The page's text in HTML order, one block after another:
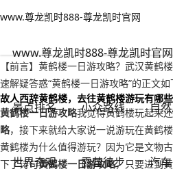
www.尊龙凯时888-尊龙凯时官网
www.尊龙凯时888-尊龙凯时官网
景点排名 小众路线 自
世界奇观 露营徒步 汽车
www.尊龙凯时888-尊龙凯时官网
黄鹤楼一日游攻略？武汉黄鹤楼一日游
【前言】黄鹤楼一日游攻略？武汉黄鹤
速解疑答惑“黄鹤楼一日游攻略”的正文如
故人西辞黄鹤楼，去往黄鹤楼游玩有哪些
黄鹤楼一日游攻略我觉得黄鹤楼玩起来
略，接下来就给大家说一说游玩在黄鹤楼
黄鹤楼为什么值得游玩？因为它是文物
下了诗句黄鹤楼一日游攻略，只要进到